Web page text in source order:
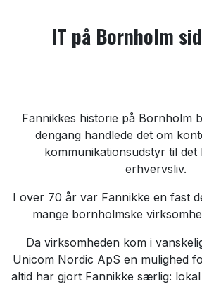
IT på Bornholm
Fannikkes historie på Bornholm
dengang handlede det om
kommunikationsudstyr til
erhvervsliv.
I over 70 år var Fannikke en fast
mange bornholmske
Da virksomheden kom i
Unicom Nordic ApS en mulighed
altid har gjort Fannikke særlig: